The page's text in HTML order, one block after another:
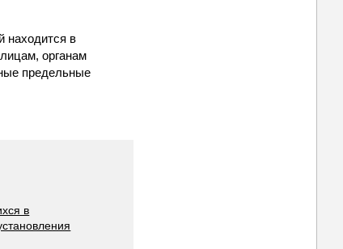
находится в
органам
предельные
в